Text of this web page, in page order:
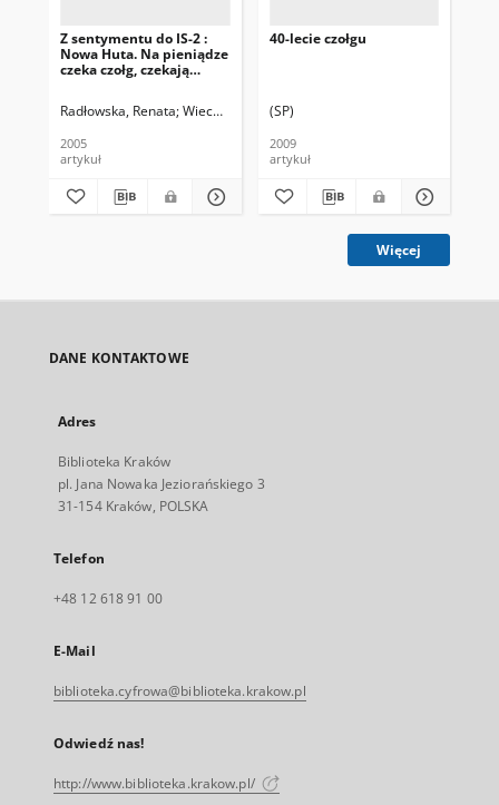
Z sentymentu do IS-2 :
Nowa Huta. Na pieniądze
czeka czołg, czekają
Radłowska, Renata Wiech, Tomasz. Fot.
2005
artykuł
40-lecie czołgu
(SP)
2009
artykuł
Więcej
DANE KONTAKTOWE
Adres
Biblioteka Kraków
pl. Jana Nowaka Jeziorańskiego 3
31-154 Kraków, POLSKA
Telefon
+48 12 618 91 00
E-Mail
biblioteka.cyfrowa@biblioteka.krakow.pl
Odwiedź nas!
http://www.biblioteka.krakow.pl/